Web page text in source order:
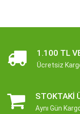
1.100 TL
Ücretsiz
STOKTAKI
Aynı Gün